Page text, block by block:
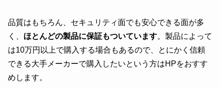
品質はもちろん、セキュリティ面でも安心できる面が多
く、 ほとんどの製品に保証もついています。製品によって
は10万円以上で購入する場合もあるので、とにかく信頼
できる大手メーカーで購入したいという方はHPをおすす
めします。